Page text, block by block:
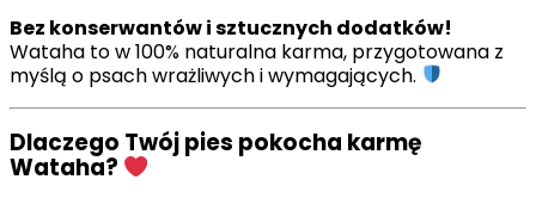
Bez konserwantów i sztucznych dodatków!
Wataha to w 100% naturalna karma, przygotowana z
myślą o psach wrażliwych i wymagających.
Dlaczego Twój pies pokocha karmę
Wataha?